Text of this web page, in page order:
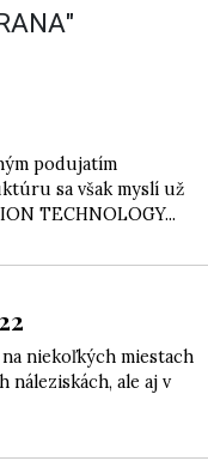
podujatím
sa však myslí už
TECHNOLOGY...
niekoľkých miestach
náleziskách, ale aj v